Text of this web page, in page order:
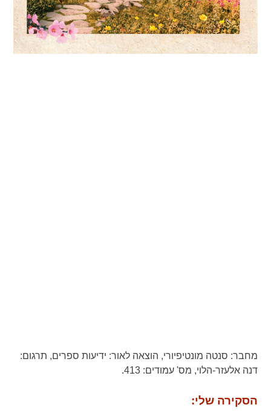
מחבר: סנטה מונטיפיורי, הוצאה לאור: ידיעות ספרים, תרגום:
דנה אלעזר-הלוי, מס' עמודים: 413.
הסקירה שלי: